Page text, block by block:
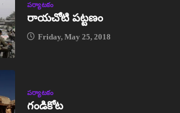
పర్యాటకం
రాయచోటి పట్టణం
Friday, May 25, 2018
పర్యాటకం
గండికోట